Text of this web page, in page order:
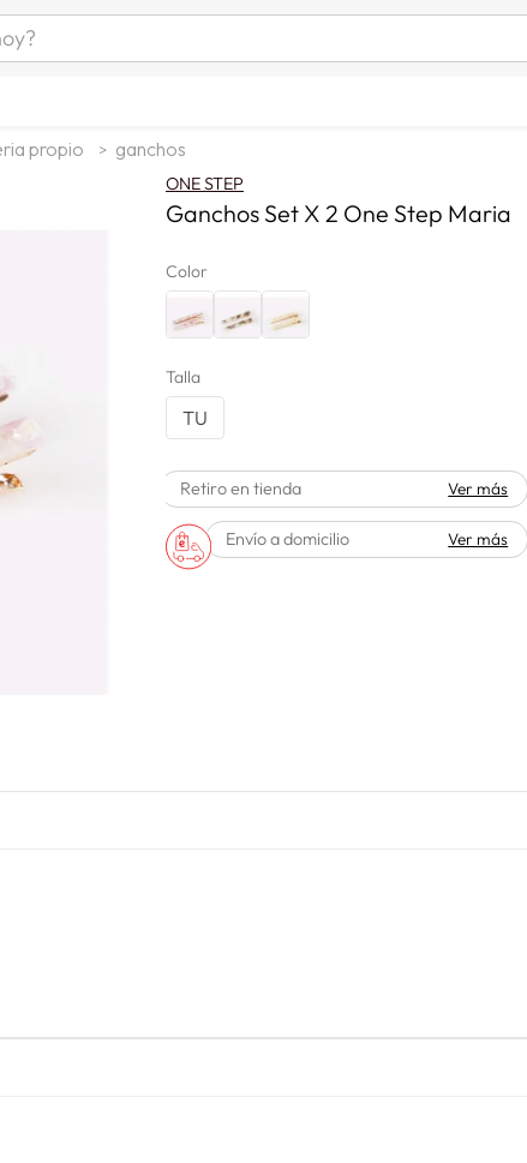
propio ganchos
ONE STEP
Ganchos Set X 2 One Step Maria
Color
Talla
TU
Retiro en tienda Ver más
Envío a domicilio Ver más